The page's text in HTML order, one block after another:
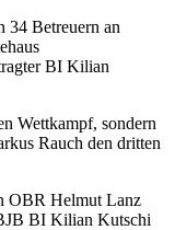
34 Betreuern an
BI Kilian
Wettkampf, sondern
Rauch den dritten
OBR Helmut Lanz
BI Kilian Kutschi